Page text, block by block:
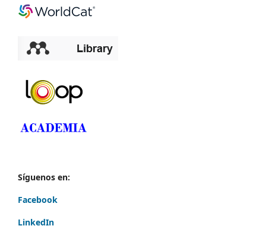
Síguenos en:
Facebook
LinkedIn